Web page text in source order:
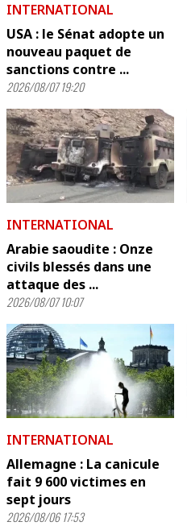
INTERNATIONAL
USA : le Sénat adopte un
nouveau paquet de
sanctions contre ...
2026/08/07 19:20
INTERNATIONAL
Arabie saoudite : Onze
civils blessés dans une
attaque des ...
2026/08/07 10:07
INTERNATIONAL
Allemagne : La canicule
fait 9 600 victimes en
sept jours
2026/08/06 17:53